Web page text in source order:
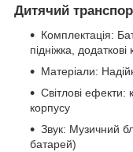
Дитячий
Комплектація:
підніжка,
Матеріали:
Світлові ефекти:
корпусу
Звук: Музичний
батарей)